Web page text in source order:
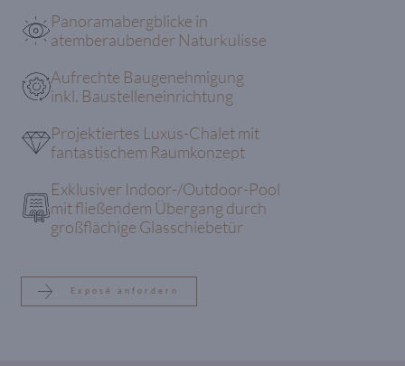
Panoramabergblicke in
atemberaubender Naturkulisse
Aufrechte Baugenehmigung
inkl. Baustelleneinrichtung
Projektiertes Luxus-Chalet mit
fantastischem Raumkonzept
Exklusiver Indoor-/Outdoor-Pool
mit fließendem Übergang durch
großflächige Glasschiebetür
Exposé anfordern